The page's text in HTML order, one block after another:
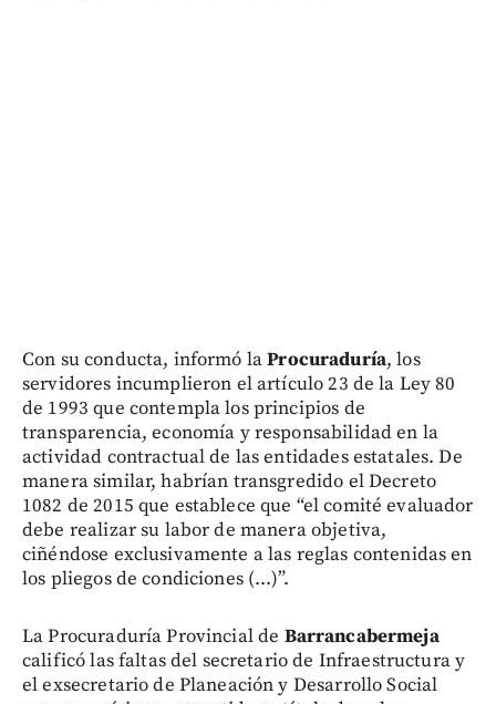
Con su conducta, informó laProcuraduría, los
servidores incumplieron el artículo 23 de la Ley 80
de 1993 que contempla los principios de
transparencia, economía y responsabilidad en la
actividad contractual de las entidades estatales. De
manera similar, habrían transgredido el Decreto
1082 de 2015 que establece que “el comité evaluador
debe realizar su labor de manera objetiva,
ciñéndose exclusivamente a las reglas contenidas en
los pliegos de condiciones (...)”.
La Procuraduría Provincial de Barrancabermeja
calificó las faltas del secretario de Infraestructura y
el exsecretario de Planeación y Desarrollo Social